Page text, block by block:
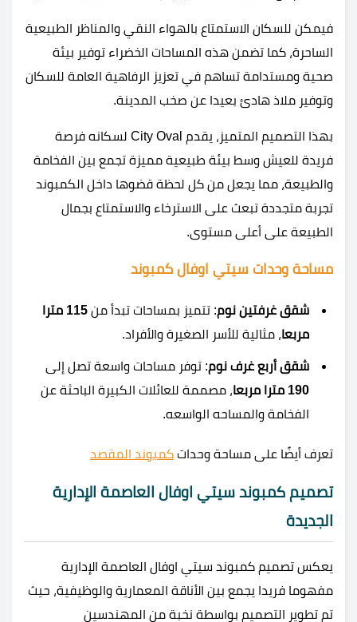
فيمكن للسكان الاستمتاع بالهواء النقي والمناظر الطبيعية
الساحرة، كما تضمن هذه المساحات الخضراء توفير بيئة
صحية ومستدامة تساهم في تعزيز الرفاهية العامة للسكان
وتوفير ملاذ هادئ بعيدا عن صخب المدينة.
بهذا التصميم المتميز، يقدم City Oval لسكانه فرصة
فريدة للعيش وسط بيئة طبيعية مميزة تجمع بين الفخامة
والطبيعة، مما يجعل من كل لحظة قضوها داخل الكمبوند
تجربة متجددة تبعث على الاسترخاء والاستمتاع بجمال
الطبيعة على أعلى مستوى.
مساحة وحدات سيتي اوفال كمبوند
شقق غرفتين نوم: تتميز بمساحات تبدأ من
115 مترا
مربعا، مثالية للأسر الصغيرة والأفراد.
شقق أربع غرف نوم: توفر مساحات واسعة تصل إلى
190 مترا مربعا
، مصممة للعائلات الكبيرة الباحثة عن
الفخامة والمساحه الواسعه.
تعرف أيضًا على مساحة وحدات كمبوند المقصد
تصميم كمبوند سيتي اوفال العاصمة الإدارية
الجديدة
يعكس تصميم كمبوند سيتي اوفال العاصمة الإدارية
مفهوما فريدا يجمع بين الأناقة المعمارية والوظيفية، حيث
تم تطوير التصميم بواسطة نخبة من المهندسين